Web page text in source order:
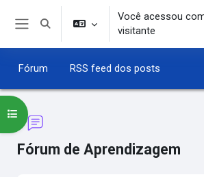
Ir para o conteúdo principal
Alternar entrada de pesquisa
Você acessou
visitante
Fórum RSS feed dos posts
Fórum de Aprendizagem
Abrir índice do curso